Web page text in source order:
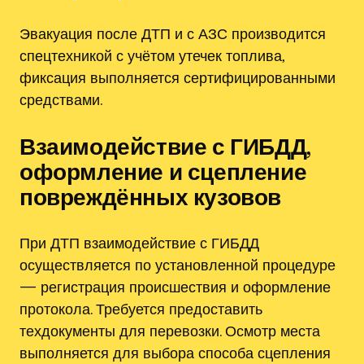
Эвакуация после ДТП и с АЗС производится
спецтехникой с учётом утечек топлива,
фиксация выполняется сертифицированными
средствами.
Взаимодействие с ГИБДД,
оформление и сцепление
повреждённых кузовов
При ДТП взаимодействие с ГИБДД
осуществляется по установленной процедуре
— регистрация происшествия и оформление
протокола. Требуется предоставить
техдокументы для перевозки. Осмотр места
выполняется для выбора способа сцепления